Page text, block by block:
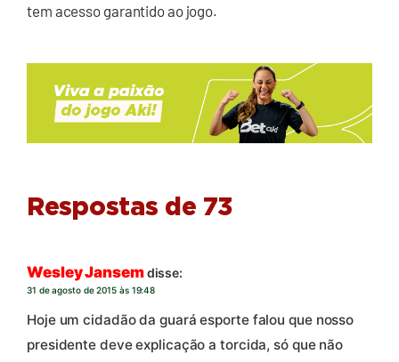
tem acesso garantido ao jogo.
Respostas de 73
Wesley Jansemdisse:
31 de agosto de 2015 às 19:48
Hoje um cidadão da guará esporte falou que nosso
presidente deve explicação a torcida, só que não